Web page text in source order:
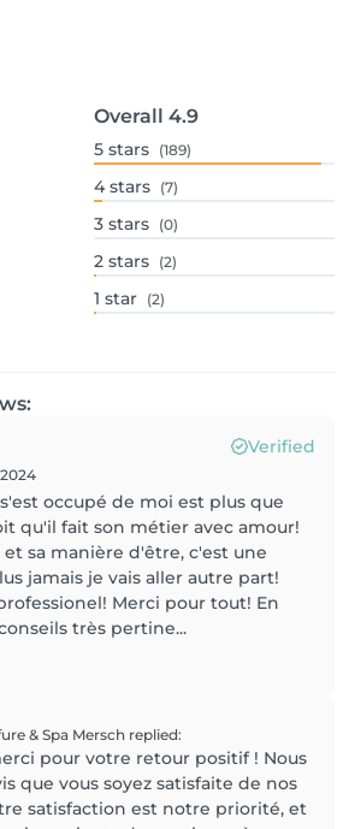
Overall 4.9
5 stars (189)
4 stars (7)
3 stars (0)
2 stars (2)
1 star (2)
Verified
occupé de moi est plus que
qu'il fait son métier avec amour!
sa manière d'être, c'est une
jamais je vais aller autre part!
Merci pour tout! En
très pertine...
& Spa Mersch replied:
pour votre retour positif ! Nous
que vous soyez satisfaite de nos
satisfaction est notre priorité, et